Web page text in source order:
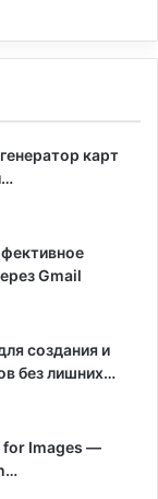
карт
Gmail
создания и
без лишних…
for Images —